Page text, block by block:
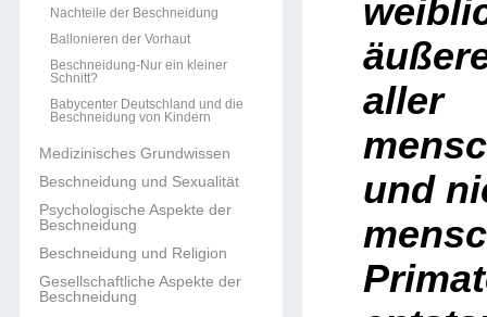
Nachteile der Beschneidung
Ballonieren der Vorhaut
Beschneidung-Nur ein kleiner
Schnitt?
Babycenter Deutschland und die
Beschneidung von Kindern
Medizinisches Grundwissen
Beschneidung und Sexualität
Psychologische Aspekte der
Beschneidung
Beschneidung und Religion
Gesellschaftliche Aspekte der
Beschneidung
aller
und